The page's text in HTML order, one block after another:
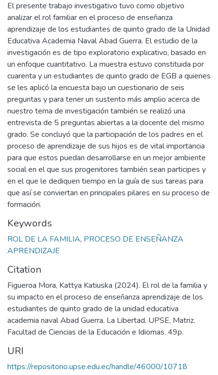
El presente trabajo investigativo tuvo como objetivo
analizar el rol familiar en el proceso de enseñanza
aprendizaje de los estudiantes de quinto grado de la Unidad
Educativa Academia Naval Abad Guerra. El estudio de la
investigación es de tipo exploratorio explicativo, basado en
un enfoque cuantitativo. La muestra estuvo constituida por
cuarenta y un estudiantes de quinto grado de EGB a quienes
se les aplicó la encuesta bajo un cuestionario de seis
preguntas y para tener un sustento más amplio acerca de
nuestro tema de investigación también se realizó una
entrevista de 5 preguntas abiertas a la docente del mismo
grado. Se concluyó que la participación de los padres en el
proceso de aprendizaje de sus hijos es de vital importancia
para que estos puedan desarrollarse en un mejor ambiente
social en el que sus progenitores también sean participes y
en el que le dediquen tiempo en la guía de sus tareas para
que así se conviertan en principales pilares en su proceso de
formación.
Keywords
ROL DE LA FAMILIA, PROCESO DE ENSEÑANZA
APRENDIZAJE
Citation
Figueroa Mora, Kattya Katiuska (2024). El rol de la familia y
su impacto en el proceso de enseñanza aprendizaje de los
estudiantes de quinto grado de la unidad educativa
academia naval Abad Guerra. La Libertad. UPSE, Matriz.
Facultad de Ciencias de la Educación e Idiomas. 49p.
URI
https://repositorio.upse.edu.ec/handle/46000/10718